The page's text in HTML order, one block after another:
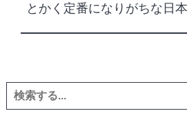
とかく定番になりがちな日
検索: